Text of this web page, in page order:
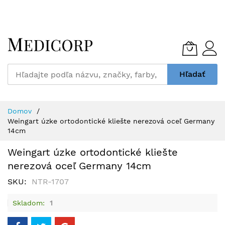
to
Content
Hľadať
Domov
Weingart úzke ortodontické kliešte nerezová oceľ Germany
14cm
Weingart úzke ortodontické kliešte
nerezová oceľ Germany 14cm
SKU NTR-1707
Skladom 1